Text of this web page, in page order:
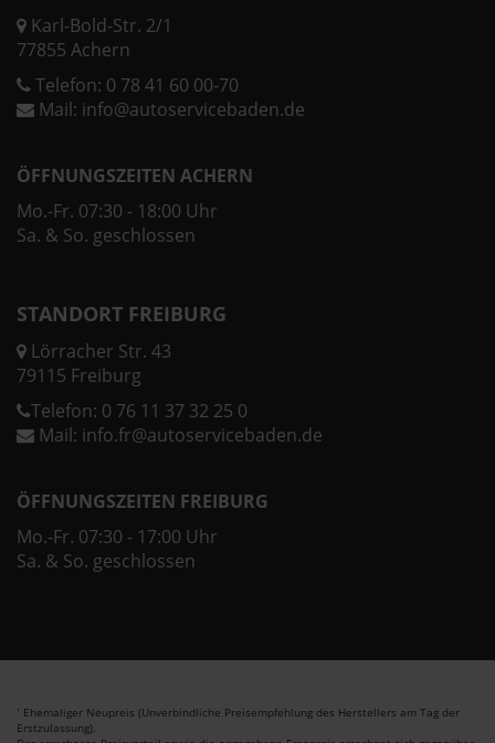
Karl-Bold-Str. 2/1
77855 Achern
Telefon: 0 78 41 60 00-70
Mail: info@autoservicebaden.de
ÖFFNUNGSZEITEN ACHERN
Mo.-Fr. 07:30 - 18:00 Uhr
Sa. & So. geschlossen
STANDORT FREIBURG
Lörracher Str. 43
79115 Freiburg
Telefon: 0 76 11 37 32 25 0
Mail: info.fr@autoservicebaden.de
ÖFFNUNGSZEITEN FREIBURG
Mo.-Fr. 07:30 - 17:00 Uhr
Sa. & So. geschlossen
1 Ehemaliger Neupreis (Unverbindliche Preisempfehlung des Herstellers am Tag der
Erstzulassung).